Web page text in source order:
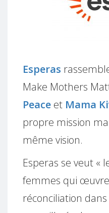
Esperas
Make Mothers
Peace et Mama
propre mission
même vision.
Esperas se veut «
femmes qui
réconciliation